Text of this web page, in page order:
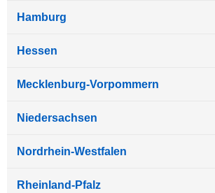
Hamburg
Hessen
Mecklenburg-Vorpommern
Niedersachsen
Nordrhein-Westfalen
Rheinland-Pfalz